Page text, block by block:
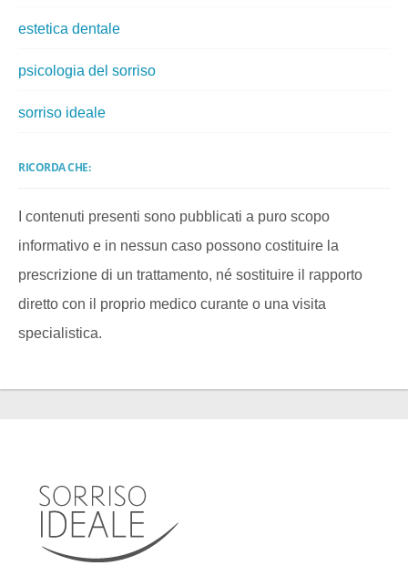
estetica dentale
psicologia del sorriso
sorriso ideale
RICORDA CHE:
I contenuti presenti sono pubblicati a puro scopo
informativo e in nessun caso possono costituire la
prescrizione di un trattamento, né sostituire il rapporto
diretto con il proprio medico curante o una visita
specialistica.